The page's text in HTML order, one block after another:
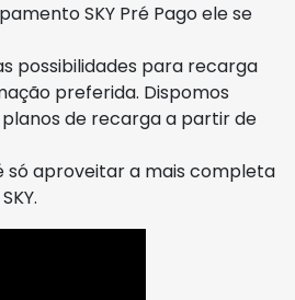
SKY Pré Pago ele se
possibilidades para recarga
preferida. Dispomos
de recarga a partir de
só aproveitar a mais completa